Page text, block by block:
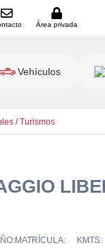
Área privada
Vehículos
/Turismos
MATRÍCULA: KMTS: